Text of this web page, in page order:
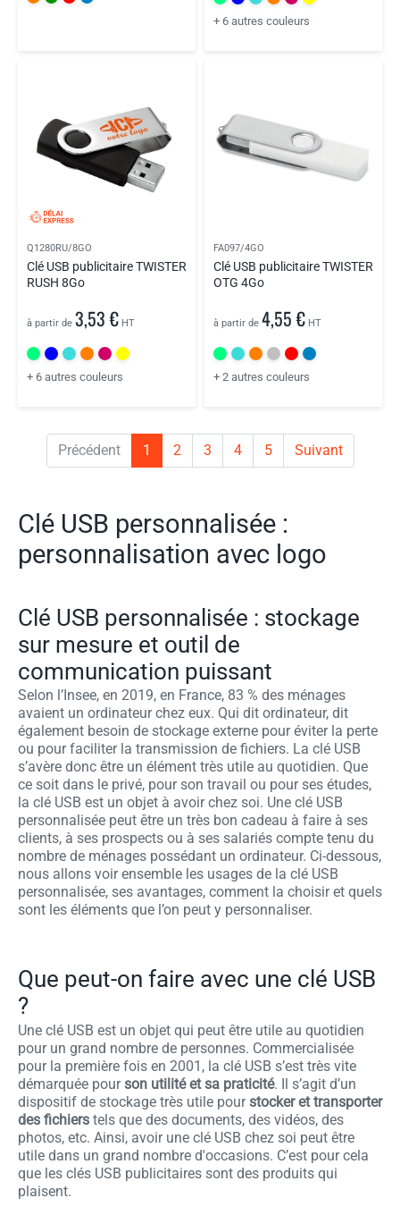
+ 6 autres couleurs
Q1280RU/8GO
Clé USB publicitaire TWISTER
RUSH 8Go
à partir de 3,53 € HT
+ 6 autres couleurs
FA097/4GO
Clé USB publicitaire TWISTER
OTG 4Go
à partir de 4,55 € HT
+ 2 autres couleurs
Précédent 1 2 3 4 5 Suivant
Clé USB personnalisée :
personnalisation avec logo
Clé USB personnalisée : stockage
sur mesure et outil de
communication puissant
Selon l’Insee, en 2019, en France, 83 % des ménages
avaient un ordinateur chez eux. Qui dit ordinateur, dit
également besoin de stockage externe pour éviter la perte
ou pour faciliter la transmission de fichiers. La clé USB
s’avère donc être un élément très utile au quotidien. Que
ce soit dans le privé, pour son travail ou pour ses études,
la clé USB est un objet à avoir chez soi. Une clé USB
personnalisée peut être un très bon cadeau à faire à ses
clients, à ses prospects ou à ses salariés compte tenu du
nombre de ménages possédant un ordinateur. Ci-dessous,
nous allons voir ensemble les usages de la clé USB
personnalisée, ses avantages, comment la choisir et quels
sont les éléments que l’on peut y personnaliser.
Que peut-on faire avec une clé USB
?
Une clé USB est un objet qui peut être utile au quotidien
pour un grand nombre de personnes. Commercialisée
pour la première fois en 2001, la clé USB s’est très vite
démarquée pour son utilité et sa praticité. Il s’agit d’un
dispositif de stockage très utile pour stocker et transporter
des fichiers tels que des documents, des vidéos, des
photos, etc. Ainsi, avoir une clé USB chez soi peut être
utile dans un grand nombre d'occasions. C’est pour cela
que les clés USB publicitaires sont des produits qui
plaisent.